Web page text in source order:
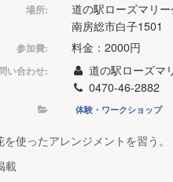
場所:
道の駅ローズマリ
南房総市白子1501
参加費: 料金：2000円
い合わせ:
道の駅ローズマ
0470-46-2882
体験・ワークショップ
を使ったアレンジメントを習う。
載